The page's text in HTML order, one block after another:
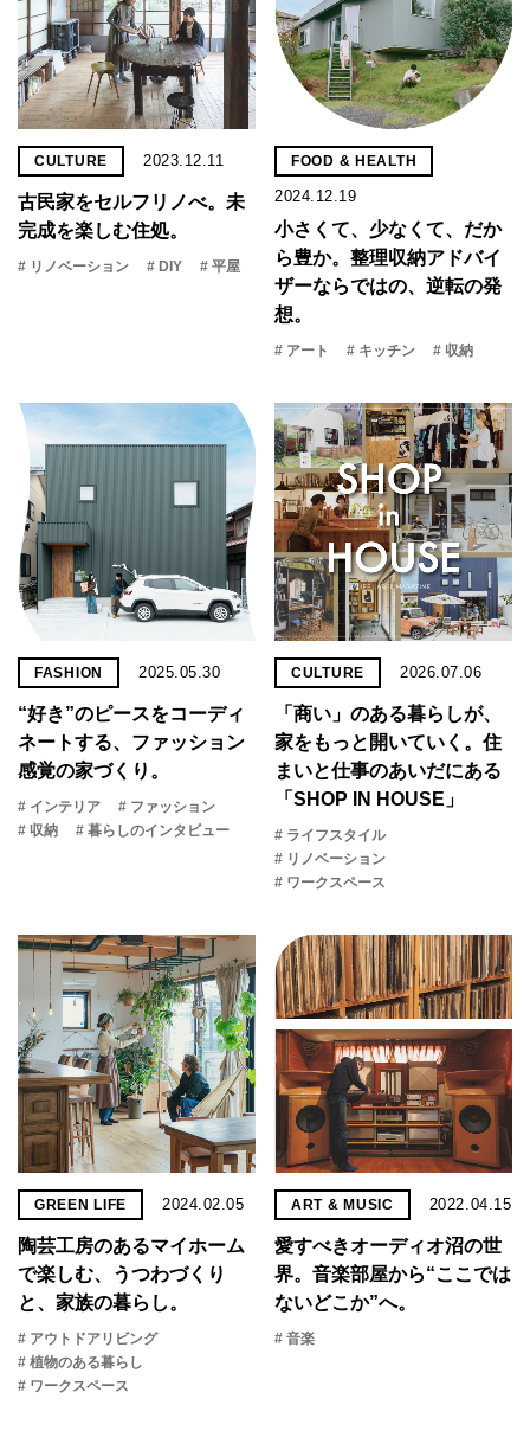
CULTURE 2023.12.11
古民家をセルフリノべ。未
完成を楽しむ住処。
# リノベーション # DIY # 平屋
FOOD & HEALTH
2024.12.19
小さくて、少なくて、だか
ら豊か。整理収納アドバイ
ザーならではの、逆転の発
想。
# アート # キッチン # 収納
FASHION 2025.05.30
“好き”のピースをコーディ
ネートする、ファッション
感覚の家づくり。
# インテリア
# ファッション
# 収納
# 暮らしのインタビュー
CULTURE 2026.07.06
「商い」の​ある​暮らしが、​
家を​もっと​開いていく。​住
まいと​仕事の​あいだに​ある​
「SHOP IN HOUSE」
# ライフスタイル
# リノベーション
# ワークスペース
GREEN LIFE 2024.02.05
陶芸工房のあるマイホーム
で楽しむ、うつわづくり
と、家族の暮らし。
# アウトドアリビング
# 植物のある暮らし
# ワークスペース
ART & MUSIC 2022.04.15
愛すべきオーディオ沼の世
界。音楽部屋から“ここでは
ないどこか”へ。
# 音楽